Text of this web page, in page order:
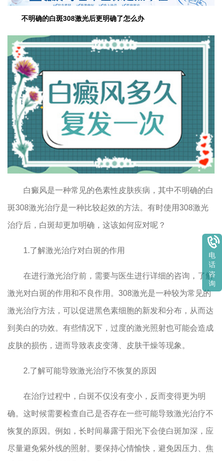
不明确的白斑308激光后更明确了怎么办
白癜风是一种常见的色素性皮肤疾病，其中不明确的白
斑308激光治疗是一种比较起效的方法。有时使用308激光
治疗后，白斑却更加明确，这该如何应对呢？
1.了解激光治疗对白斑的作用
在进行激光治疗前，需要与医生进行详细的咨询，了解
激光对白斑的作用和不良作用。308激光是一种较为常见的
激光治疗方法，可以促进黑色素细胞的新发和分布，从而达
到美白的功效。有些情况下，过度的激光照射也可能会造成
皮肤的损伤，进而导致表皮变薄、皮肤干燥等现象。
2.了解可能导致激光治疗不恢复的原因
在治疗过程中，白斑不仅没有变小，反而变得更为明
确。这时候需要检查自己是否存在一些可能导致激光治疗不
恢复的原因。例如，长时间暴露于阳光下会使白斑加深，应
尽量避免紫外线的照射。要保持心情愉快，避免因压力、焦
电
话
咨
询